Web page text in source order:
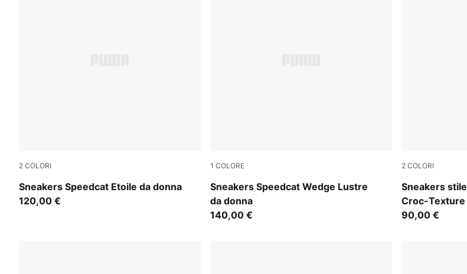
2 COLORI
Sneakers Speedcat Etoile da donna
Buttercream-Gum
120,00 €
1 COLORE
Sneakers Speedcat Wedge Lustre
da donna
PUMA Silver-Vapor Gray
140,00 €
2 COLORI
Sneakers
Croc-Texture
PUMA Olive-
90,00 €